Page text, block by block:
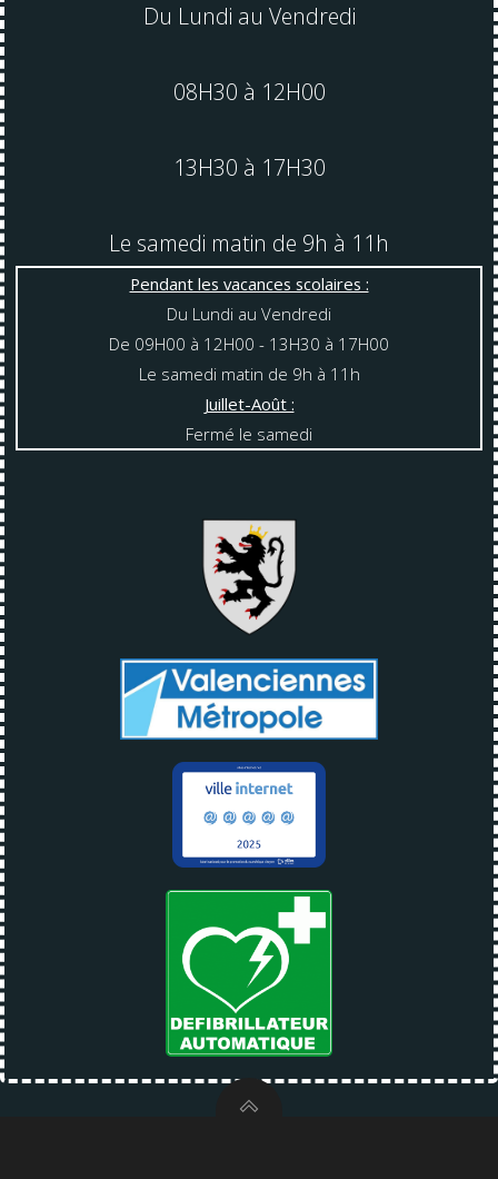
Du Lundi au Vendredi
08H30 à 12H00
13H30 à 17H30
Le samedi matin de 9h à 11h
Pendant les vacances scolaires :
Du Lundi au Vendredi
De 09H00 à 12H00 - 13H30 à 17H00
Le samedi matin de 9h à 11h
Juillet-Août :
Fermé le samedi